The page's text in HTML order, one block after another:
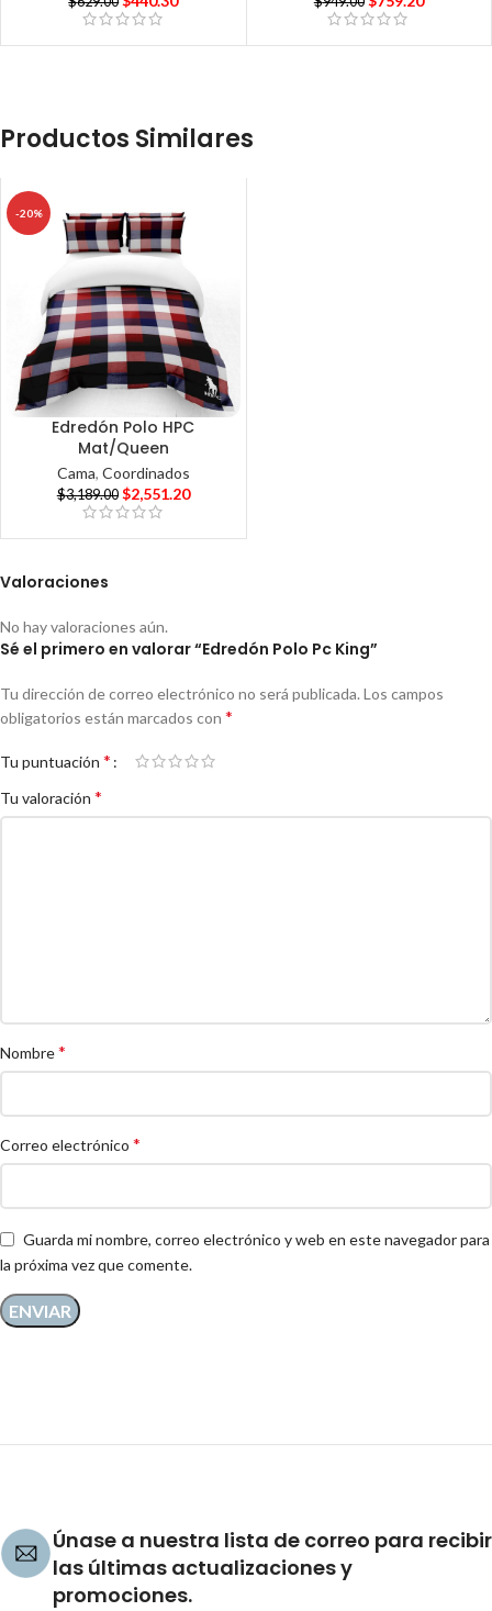
Productos Similares
-20%
Edredón Polo HPC
Mat/Queen
Cama, Coordinados
$3,189.00 $2,551.20
Valoraciones
No hay valoraciones aún.
Sé el primero en valorar “Edredón Polo Pc King”
Tu dirección de correo electrónico no será publicada. Los campos
obligatorios están marcados con *
Tu puntuación *
Tu valoración *
Nombre*
Correo electrónico *
Guarda mi nombre, correo electrónico y web en este navegador para
la próxima vez que comente.
Únase a nuestra lista de correo para recibir
las últimas actualizaciones y
promociones.